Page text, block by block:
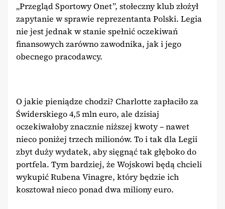
„Przegląd Sportowy Onet”, stołeczny klub złożył
zapytanie w sprawie reprezentanta Polski. Legia
nie jest jednak w stanie spełnić oczekiwań
finansowych zarówno zawodnika, jak i jego
obecnego pracodawcy.
O jakie pieniądze chodzi? Charlotte zapłaciło za
Świderskiego 4,5 mln euro, ale dzisiaj
oczekiwałoby znacznie niższej kwoty – nawet
nieco poniżej trzech milionów. To i tak dla Legii
zbyt duży wydatek, aby sięgnąć tak głęboko do
portfela. Tym bardziej, że Wojskowi będą chcieli
wykupić Rubena Vinagre, który będzie ich
kosztował nieco ponad dwa miliony euro.